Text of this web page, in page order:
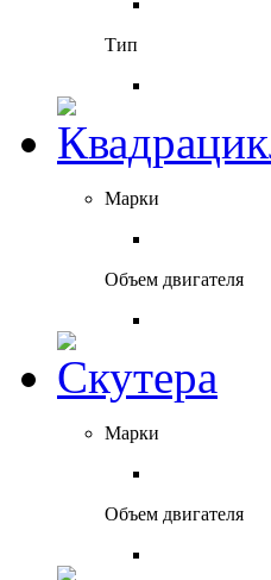
Тип
Марки
Объем двигателя
Марки
Объем двигателя